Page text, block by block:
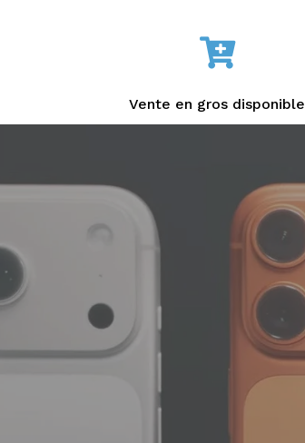
Vente en gros disponible
dernières générations
modèle